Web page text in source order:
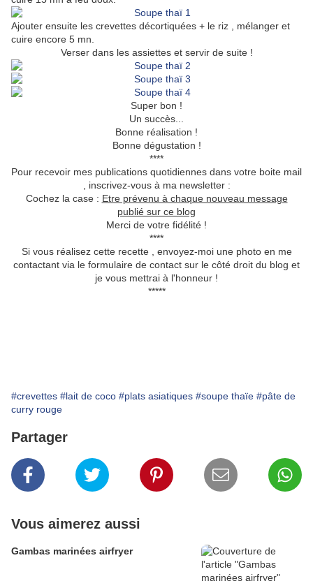
Ajouter ensuite les crevettes décortiquées + le riz , mélanger et
cuire encore 5 mn.
Verser dans les assiettes et servir de suite !
Super bon !
Un succès...
Bonne réalisation !
Bonne dégustation !
****
Pour recevoir mes publications quotidiennes dans votre boite mail
, inscrivez-vous à ma newsletter :
Cochez la case : Etre prévenu à chaque nouveau message
publié sur ce blog
Merci de votre fidélité !
****
Si vous réalisez cette recette , envoyez-moi une photo en me
contactant via le formulaire de contact sur le côté droit du blog et
je vous mettrai à l'honneur !
*****
#crevettes #lait de coco #plats asiatiques #soupe thaïe #pâte de
curry rouge
Partager
Vous aimerez aussi
Gambas marinées airfryer